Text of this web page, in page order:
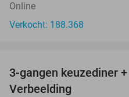
Online
Verkocht: 188.368
3-gangen keuzediner
Verbeelding